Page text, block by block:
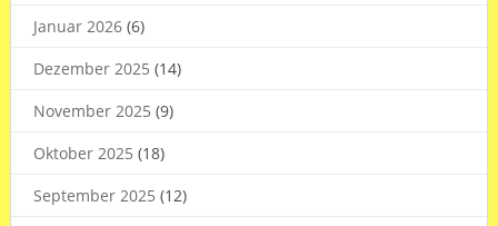
Januar 2026(6)
Dezember 2025 (14)
November 2025 (9)
Oktober 2025 (18)
September 2025 (12)